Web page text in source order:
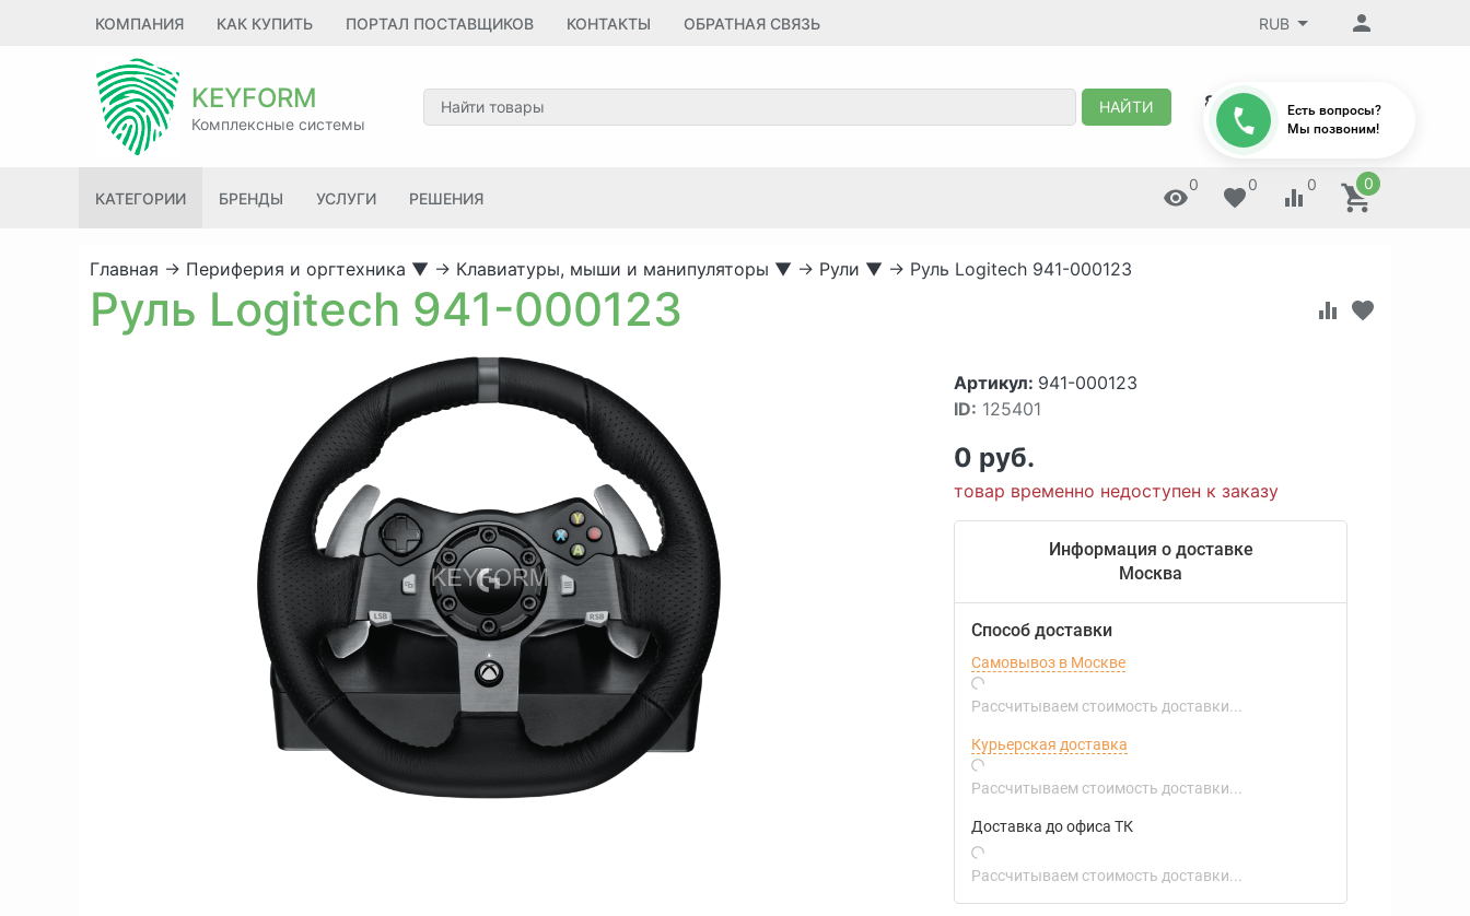
КОМПАНИЯ КАК КУПИТЬ ПОРТАЛ ПОСТАВЩИКОВ КОНТАКТЫ ОБРАТНАЯ СВЯЗЬ RUB
KEYFORM
Комплексные системы
НАЙТИ 8 (495) 647-88-32
КАТЕГОРИИ БРЕНДЫ УСЛУГИ РЕШЕНИЯ
0 0 0 0
Главная → Периферия и оргтехника ▼ → Клавиатуры, мыши и манипуляторы ▼ → Рули ▼ → Руль Logitech 941-000123
Руль Logitech 941-000123
Артикул: 941-000123
ID: 125401
0 руб.
товар временно недоступен к заказу
Информация о доставке
Москва
Способ доставки
Самовывоз в Москве
Рассчитываем стоимость доставки...
Курьерская доставка
Рассчитываем стоимость доставки...
Доставка до офиса ТК
Рассчитываем стоимость доставки...
Есть вопросы?
Мы позвоним!